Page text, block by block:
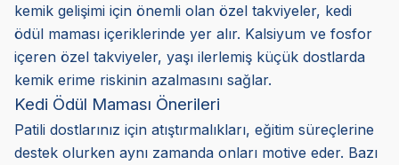
kemik gelişimi için önemli olan özel takviyeler, kedi
ödül maması içeriklerinde yer alır. Kalsiyum ve fosfor
içeren özel takviyeler, yaşı ilerlemiş küçük dostlarda
kemik erime riskinin azalmasını sağlar.
Kedi Ödül Maması Önerileri
Patili dostlarınız için atıştırmalıkları, eğitim süreçlerine
destek olurken aynı zamanda onları motive eder. Bazı